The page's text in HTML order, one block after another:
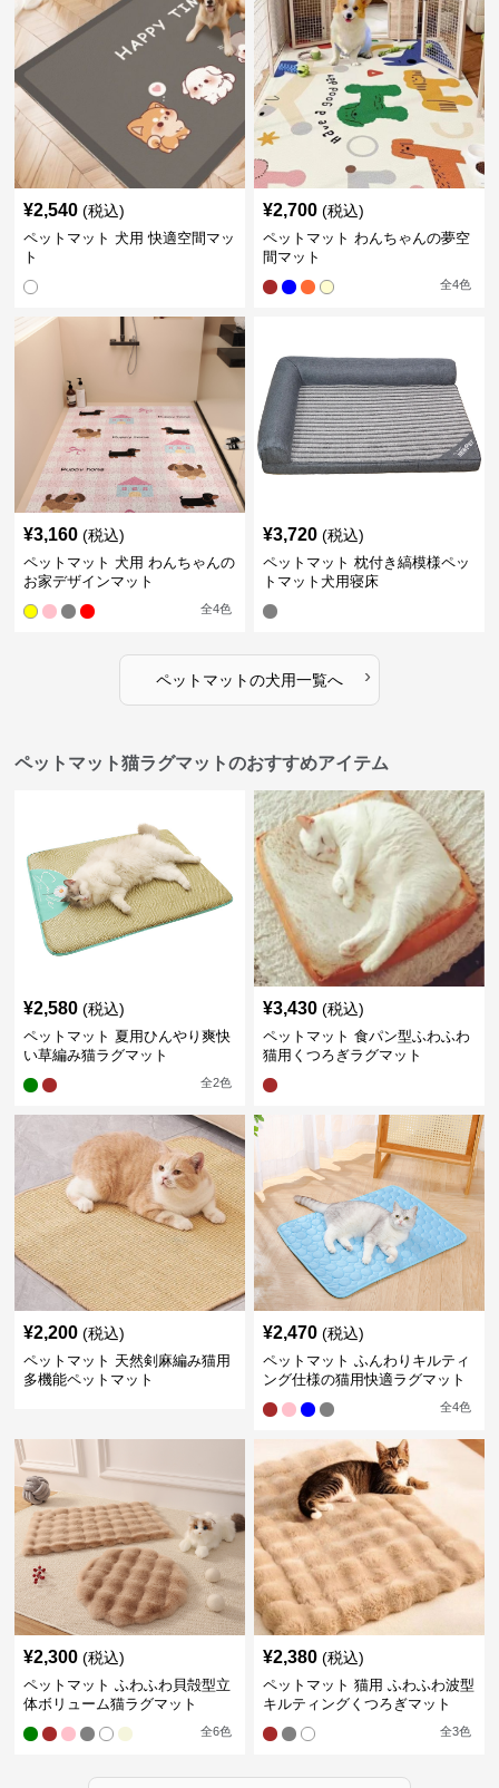
¥2,540 (税込)
ペットマット 犬用 快適空間マッ
ト
¥2,700 (税込)
ペットマット わんちゃんの夢空
間マット
全4色
¥3,160 (税込)
ペットマット 犬用 わんちゃんの
お家デザインマット
全4色
¥3,720 (税込)
ペットマット 枕付き縞模様ペッ
トマット犬用寝床
ペットマットの犬用一覧へ ›
ペットマット猫ラグマットのおすすめアイテム
¥2,580 (税込)
ペットマット 夏用ひんやり爽快
い草編み猫ラグマット
全2色
¥3,430 (税込)
ペットマット 食パン型ふわふわ
猫用くつろぎラグマット
¥2,200 (税込)
ペットマット 天然剣麻編み猫用
多機能ペットマット
¥2,470 (税込)
ペットマット ふんわりキルティ
ング仕様の猫用快適ラグマット
全4色
¥2,300 (税込)
ペットマット ふわふわ貝殻型立
体ボリューム猫ラグマット
全6色
¥2,380 (税込)
ペットマット 猫用 ふわふわ波型
キルティングくつろぎマット
全3色